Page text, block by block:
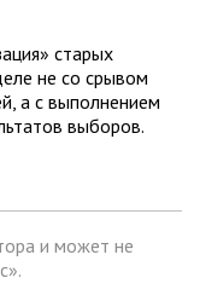
старых
не со срывом
а с выполнением
выборов.
и может не